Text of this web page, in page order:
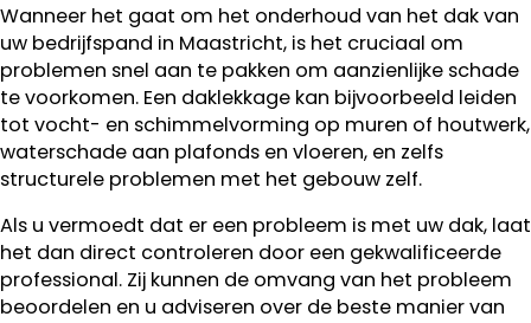
Wanneer het gaat om het onderhoud van het dak van
uw bedrijfspand in Maastricht, is het cruciaal om
problemen snel aan te pakken om aanzienlijke schade
te voorkomen. Een daklekkage kan bijvoorbeeld leiden
tot vocht- en schimmelvorming op muren of houtwerk,
waterschade aan plafonds en vloeren, en zelfs
structurele problemen met het gebouw zelf.
Als u vermoedt dat er een probleem is met uw dak, laat
het dan direct controleren door een gekwalificeerde
professional. Zij kunnen de omvang van het probleem
beoordelen en u adviseren over de beste manier van